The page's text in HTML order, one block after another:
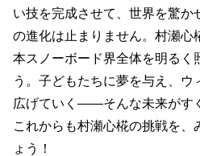
い技を完成させて、世界を驚か
の進化は止まりません。村瀬心
本スノーボード界全体を明るく
う。子どもたちに夢を与え、ウ
広げていく――そんな未来がす
これからも村瀬心椛の挑戦を、
ょう！